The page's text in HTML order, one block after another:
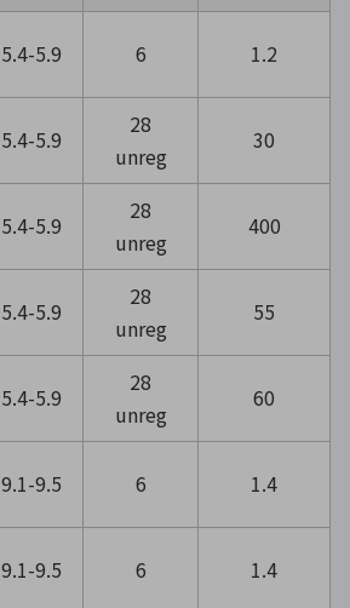
5.4-5.9 6 1.2
5.4-5.9
28
unreg
30
5.4-5.9
28
unreg
400
5.4-5.9
28
unreg
55
5.4-5.9
28
unreg
60
9.1-9.5 6 1.4
9.1-9.5 6 1.4